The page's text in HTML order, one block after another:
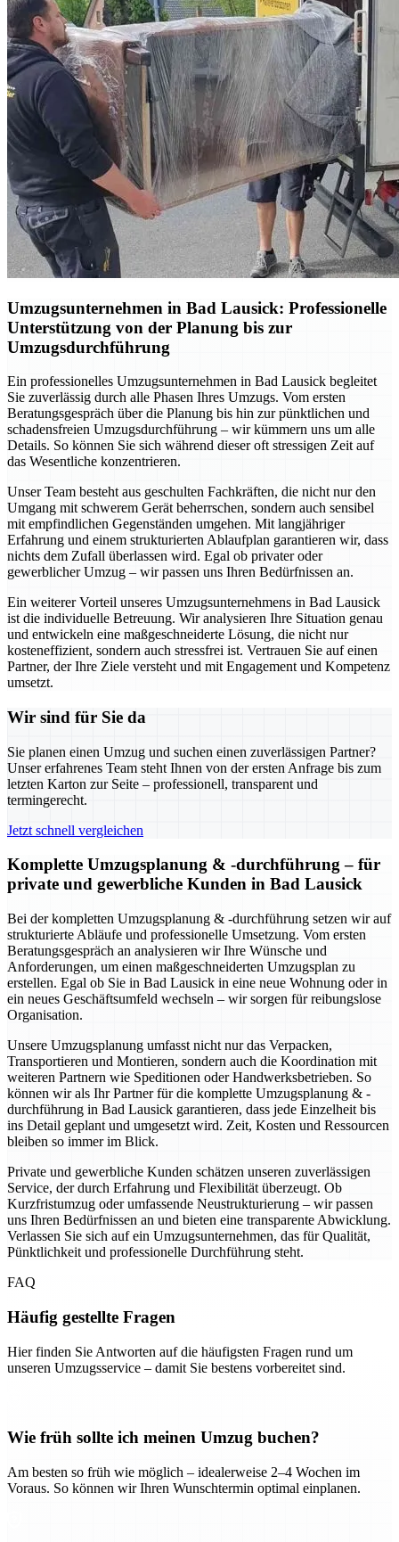
Umzugsunternehmen in Bad Lausick: Professionelle
Unterstützung von der Planung bis zur
Umzugsdurchführung
Ein professionelles Umzugsunternehmen in Bad Lausick begleitet
Sie zuverlässig durch alle Phasen Ihres Umzugs. Vom ersten
Beratungsgespräch über die Planung bis hin zur pünktlichen und
schadensfreien Umzugsdurchführung – wir kümmern uns um alle
Details. So können Sie sich während dieser oft stressigen Zeit auf
das Wesentliche konzentrieren.
Unser Team besteht aus geschulten Fachkräften, die nicht nur den
Umgang mit schwerem Gerät beherrschen, sondern auch sensibel
mit empfindlichen Gegenständen umgehen. Mit langjähriger
Erfahrung und einem strukturierten Ablaufplan garantieren wir, dass
nichts dem Zufall überlassen wird. Egal ob privater oder
gewerblicher Umzug – wir passen uns Ihren Bedürfnissen an.
Ein weiterer Vorteil unseres Umzugsunternehmens in Bad Lausick
ist die individuelle Betreuung. Wir analysieren Ihre Situation genau
und entwickeln eine maßgeschneiderte Lösung, die nicht nur
kosteneffizient, sondern auch stressfrei ist. Vertrauen Sie auf einen
Partner, der Ihre Ziele versteht und mit Engagement und Kompetenz
umsetzt.
Wir sind für Sie da
Sie planen einen Umzug und suchen einen zuverlässigen Partner?
Unser erfahrenes Team steht Ihnen von der ersten Anfrage bis zum
letzten Karton zur Seite – professionell, transparent und
termingerecht.
Jetzt schnell vergleichen
Komplette Umzugsplanung & -durchführung – für
private und gewerbliche Kunden in Bad Lausick
Bei der kompletten Umzugsplanung & -durchführung setzen wir auf
strukturierte Abläufe und professionelle Umsetzung. Vom ersten
Beratungsgespräch an analysieren wir Ihre Wünsche und
Anforderungen, um einen maßgeschneiderten Umzugsplan zu
erstellen. Egal ob Sie in Bad Lausick in eine neue Wohnung oder in
ein neues Geschäftsumfeld wechseln – wir sorgen für reibungslose
Organisation.
Unsere Umzugsplanung umfasst nicht nur das Verpacken,
Transportieren und Montieren, sondern auch die Koordination mit
weiteren Partnern wie Speditionen oder Handwerksbetrieben. So
können wir als Ihr Partner für die komplette Umzugsplanung & -
durchführung in Bad Lausick garantieren, dass jede Einzelheit bis
ins Detail geplant und umgesetzt wird. Zeit, Kosten und Ressourcen
bleiben so immer im Blick.
Private und gewerbliche Kunden schätzen unseren zuverlässigen
Service, der durch Erfahrung und Flexibilität überzeugt. Ob
Kurzfristumzug oder umfassende Neustrukturierung – wir passen
uns Ihren Bedürfnissen an und bieten eine transparente Abwicklung.
Verlassen Sie sich auf ein Umzugsunternehmen, das für Qualität,
Pünktlichkeit und professionelle Durchführung steht.
FAQ
Häufig gestellte Fragen
Hier finden Sie Antworten auf die häufigsten Fragen rund um
unseren Umzugsservice – damit Sie bestens vorbereitet sind.
Wie früh sollte ich meinen Umzug buchen?
Am besten so früh wie möglich – idealerweise 2–4 Wochen im
Voraus. So können wir Ihren Wunschtermin optimal einplanen.